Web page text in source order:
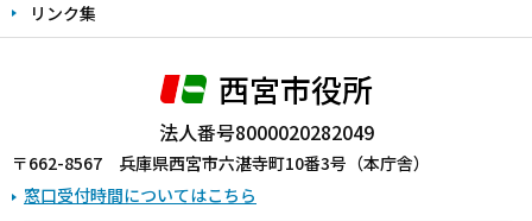
リンク集
西宮市役所
法人番号8000020282049
〒662-8567 兵庫県西宮市六湛寺町10番3号（本庁舎）
窓口受付時間についてはこちら